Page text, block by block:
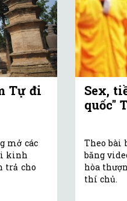
Tự đi
mở các
kinh
trả cho
Sex,
quốc"
Theo bài
băng
hòa
thí chủ.